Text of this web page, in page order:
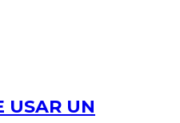
USAR UN